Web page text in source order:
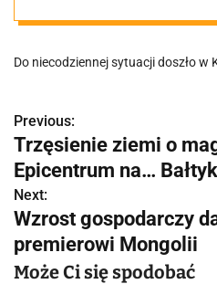
Do niecodziennej sytuacji doszło w
N
a
w
i
g
Previous:
Trzęsienie ziemi o
Epicentrum na…
Next:
Wzrost gospodarczy
premierowi Mongolii
Może Ci się spodobać